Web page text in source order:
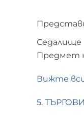
Седалище
Предмет
Вижте
5.